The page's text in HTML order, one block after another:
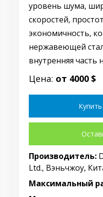
уровень шума,
скоростей,
экономичность,
нержавеющей
внутренняя часть
Цена: от 4000 $
Производитель:
Ltd., Вэньчжоу,
Максимальный